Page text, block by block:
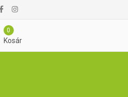
0
Kosár
Ft